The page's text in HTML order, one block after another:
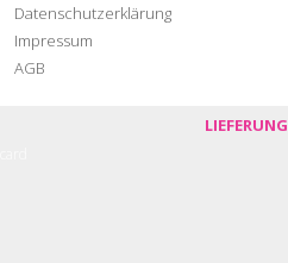
Datenschutzerklärung
Impressum
AGB
LIEFERUNG